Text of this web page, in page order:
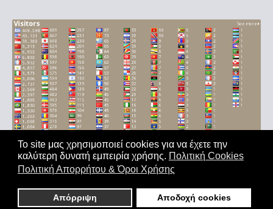
Το site μας χρησιμοποιεί cookies για να έχετε την
καλύτερη δυνατή εμπειρία χρήσης. Πολιτική Cookies
Πολιτική Απορρήτου & Όροι Χρήσης
Απόρριψη Αποδοχή cookies
Αρχική|'Οροι Χρήσης|Επικοινωνία
παντός δικαιώματος